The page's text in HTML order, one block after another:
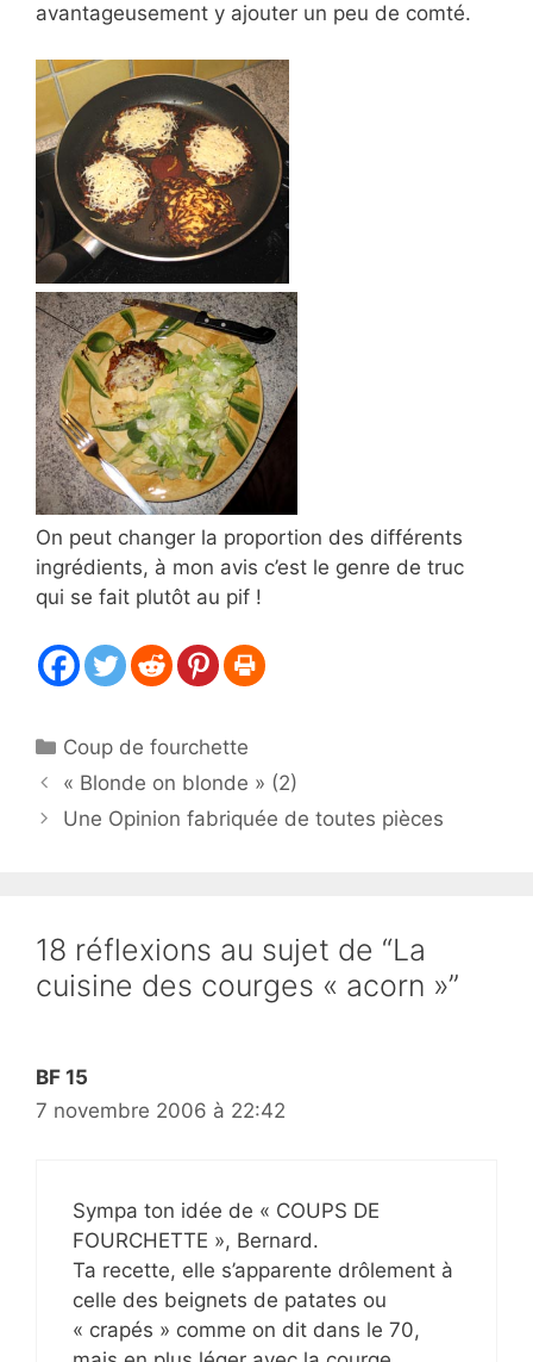
avantageusement y ajouter un peu de comté.
On peut changer la proportion des différents
ingrédients, à mon avis c’est le genre de truc
qui se fait plutôt au pif !
Catégories
Coup de fourchette
« Blonde on blonde » (2)
Une Opinion fabriquée de toutes pièces
18 réflexions au sujet de “La
cuisine des courges « acorn »”
BF 15
7 novembre 2006 à 22:42
Sympa ton idée de « COUPS DE
FOURCHETTE », Bernard.
Ta recette, elle s’apparente drôlement à
celle des beignets de patates ou
« crapés » comme on dit dans le 70,